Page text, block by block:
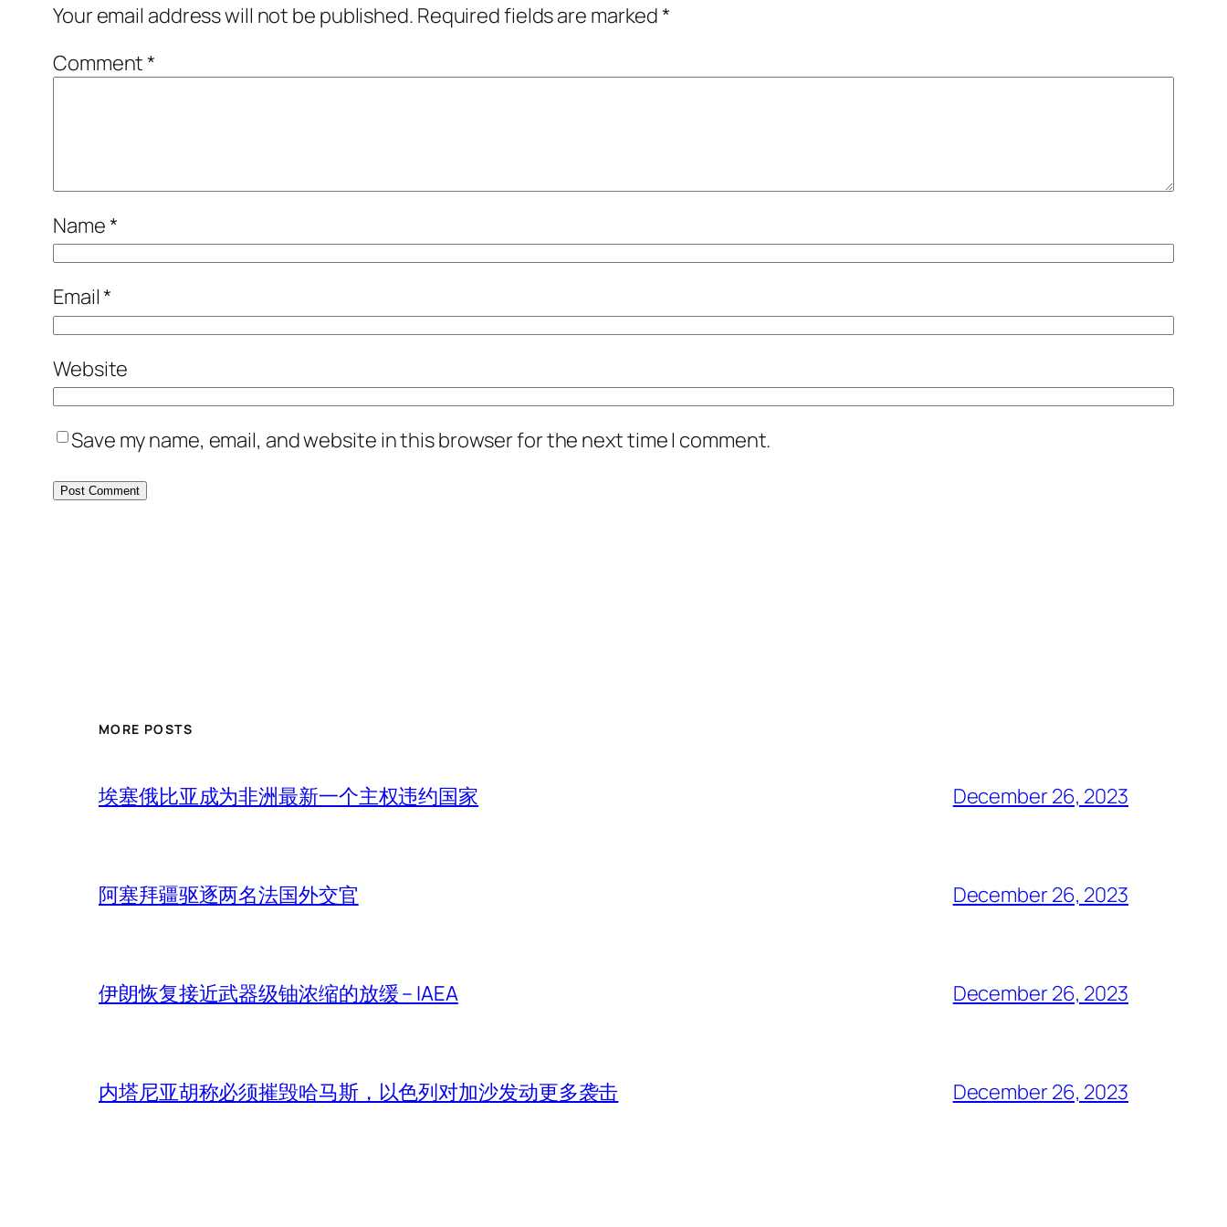
Your email address will not be published. Required fields are marked*
Comment*
Name*
Email*
Website
Save my name, email, and website in this browser for the next time I comment.
MORE POSTS
埃塞俄比亚成为非洲最新一个主权违约国家 December 26, 2023
阿塞拜疆驱逐两名法国外交官 December 26, 2023
伊朗恢复接近武器级铀浓缩的放缓 – IAEA December 26, 2023
内塔尼亚胡称必须摧毁哈马斯，以色列对加沙发动更多袭击 December 26, 2023